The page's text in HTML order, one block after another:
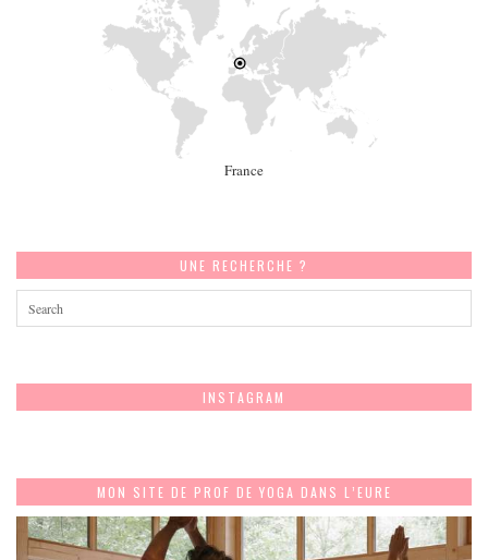
France
UNE RECHERCHE ?
INSTAGRAM
MON SITE DE PROF DE YOGA DANS L’EURE